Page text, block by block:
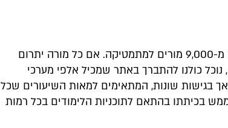
בישראל, נכון ל-תש"פ, יש למעלה מ-9,000 מורים למתמטיקה. אם כל מורה יתרום
כולנו להתברך באתר שמכיל אלפי מערכי
בגישות שונות, המתאימים למאות השיעורים שכל
בכיתתו בהתאם לתוכניות הלימודים בכל רמות